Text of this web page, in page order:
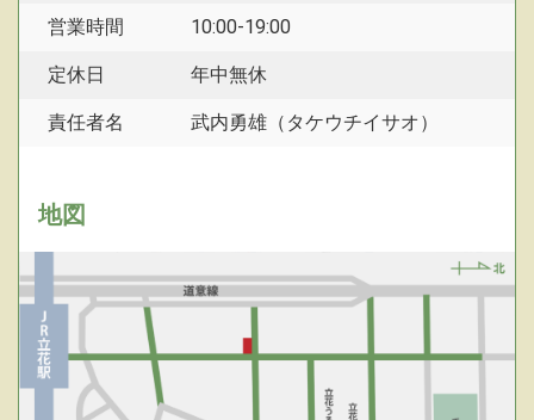
営業時間 10:00-19:00
定休日 年中無休
責任者名 武内勇雄（タケウチイサオ）
地図